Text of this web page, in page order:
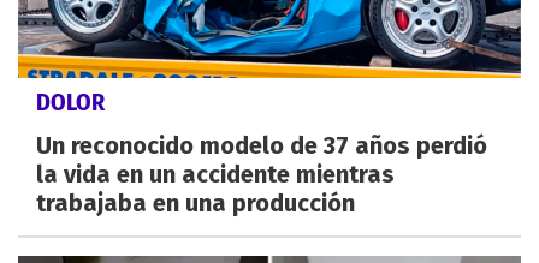
DOLOR
Un reconocido modelo de 37 años perdió
la vida en un accidente mientras
trabajaba en una producción